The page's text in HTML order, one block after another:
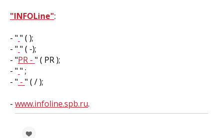
"INFOLine":
- " " ( );
- " " ( -);
- "PR - " ( PR );
- " " ;
- " - " ( / );
- www.infoline.spb.ru.